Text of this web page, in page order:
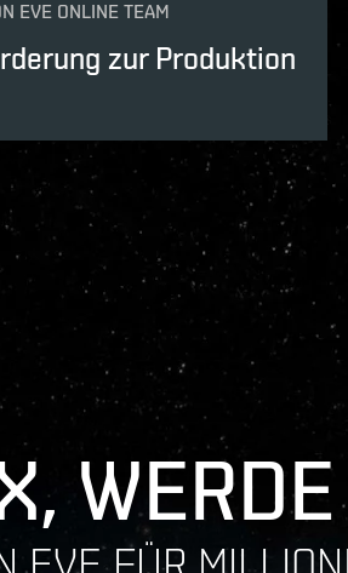
EVE ONLINE TEAM
zur Produktion